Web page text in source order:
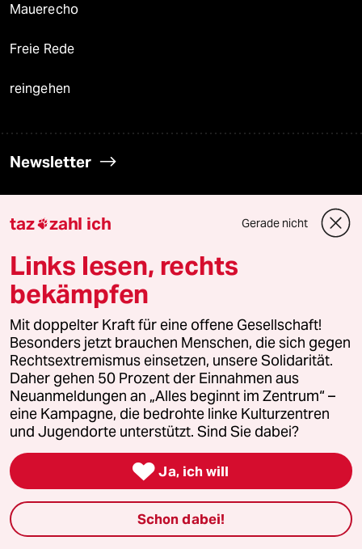
Mauerecho
Freie Rede
reingehen
Newsletter
taz zahl ich
taz lab Infobrief
Veranstaltungen
Demnächst
Vor Ort
Live im Stream
taz zahl ich Gerade nicht
Links lesen, rechts
bekämpfen
Mit doppelter Kraft für eine offene Gesellschaft!
Besonders jetzt brauchen Menschen, die sich gegen
Rechtsextremismus einsetzen, unsere Solidarität.
Daher gehen 50 Prozent der Einnahmen aus
Neuanmeldungen an „Alles beginnt im Zentrum“ –
eine Kampagne, die bedrohte linke Kulturzentren
und Jugendorte unterstützt. Sind Sie dabei?
 Ja, ich will
Schon dabei!